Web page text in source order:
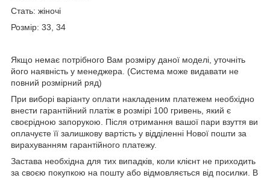
Стать: жіночі
Розмір: 33, 34
Якщо немає потрібного Вам розміру даної моделі, уточніть
його наявність у менеджера. (Система може видавати не
повний розмірний ряд)
При виборі варіанту оплати накладеним платежем необхідно
внести гарантійний платіж в розмірі 100 гривень, який є
своєрідною запорукою. Після отримання вашої пари взуття ви
оплачуєте її залишкову вартість у відділенні Нової пошти за
вирахуванням гарантійного платежу.
Застава необхідна для тих випадків, коли клієнт не приходить
за своєю покупкою на пошту або відмовляється від посилки. В